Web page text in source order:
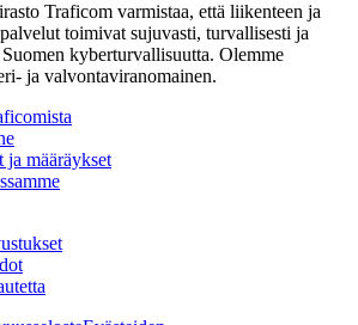
Traficom varmistaa, että liikenteen ja
toimivat sujuvasti, turvallisesti ja
kyberturvallisuutta. Olemme
ja valvontaviranomainen.
ja määräykset